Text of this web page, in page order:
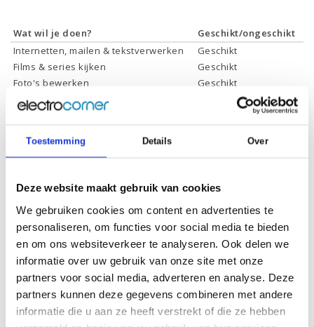
Toestemming Details Over
Deze website maakt gebruik van cookies
We gebruiken cookies om content en advertenties te
personaliseren, om functies voor social media te bieden
en om ons websiteverkeer te analyseren. Ook delen we
informatie over uw gebruik van onze site met onze
partners voor social media, adverteren en analyse. Deze
partners kunnen deze gegevens combineren met andere
informatie die u aan ze heeft verstrekt of die ze hebben
Wat wil je doen?
Geschikt/ongeschikt
Internetten, mailen & tekstverwerken
Geschikt
Films & series kijken
Geschikt
Foto's bewerken
Geschikt
Video's bewerken
Geschikt
Gamen
* Systeemvereisten zijn sterk afhankelijk van de games die u wilt spelen,
controleer dit eerst en bepaal daarop uw keuze.
Specificaties
Processor:
Intel Core i7-11700F
Processor
cachegeheugen:
16 Mb
Processor kernen:
8
Processor